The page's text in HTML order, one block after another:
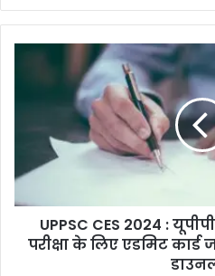
UPPSC CES 2024 :
परीक्षा के लिए एडमिट